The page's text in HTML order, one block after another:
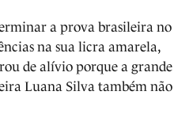
terminar a prova brasileira no
na sua licra amarela,
de alívio porque a grande
Luana Silva também não